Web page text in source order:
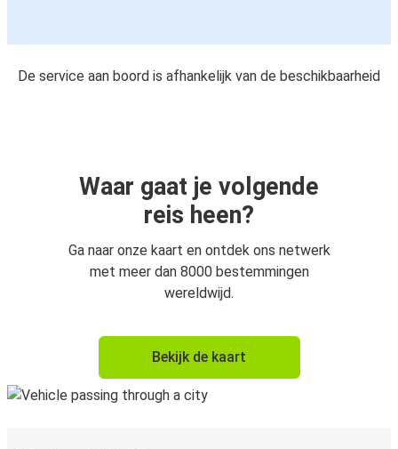
De service aan boord is afhankelijk van de beschikbaarheid
Waar gaat je volgende
reis heen?
Ga naar onze kaart en ontdek ons netwerk
met meer dan 8000 bestemmingen
wereldwijd.
Bekijk de kaart